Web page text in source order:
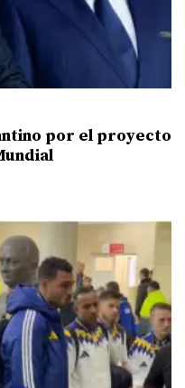
por el proyecto